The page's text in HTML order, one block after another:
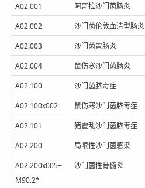
A02.001
阿哥拉沙门菌肠炎
A02.002
沙门菌伦敦血清型肠炎
A02.003
沙门菌胃肠炎
A02.004
鼠伤寒沙门菌肠炎
A02.100
沙门菌脓毒症
A02.100x002
鼠伤寒沙门菌脓毒症
A02.101
猪霍乱沙门菌脓毒症
A02.200
局限性沙门菌感染
A02.200x005+
M90.2*
沙门菌性骨髓炎